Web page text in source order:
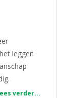
leggen
verder...